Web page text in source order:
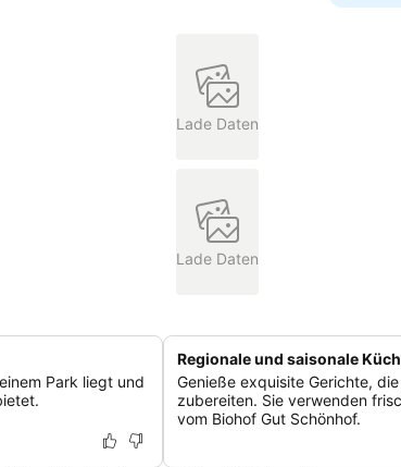
Lade Daten
Lade Daten
Park liegt und
Regionale und saisonale
Genieße exquisite Gerichte,
zubereiten. Sie verwenden
vom Biohof Gut Schönhof.